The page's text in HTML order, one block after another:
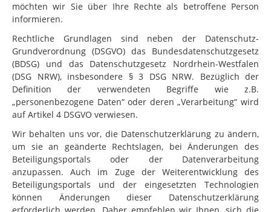
möchten wir Sie über Ihre Rechte als betroffene Person
informieren.
Rechtliche Grundlagen sind neben der Datenschutz-
Grundverordnung (DSGVO) das Bundesdatenschutzgesetz
(BDSG) und das Datenschutzgesetz Nordrhein-Westfalen
(DSG NRW), insbesondere § 3 DSG NRW. Bezüglich der
Definition der verwendeten Begriffe wie z.B.
„personenbezogene Daten“ oder deren „Verarbeitung“ wird
auf Artikel 4 DSGVO verwiesen.
Wir behalten uns vor, die Datenschutzerklärung zu ändern,
um sie an geänderte Rechtslagen, bei Änderungen des
Beteiligungsportals oder der Datenverarbeitung
anzupassen. Auch im Zuge der Weiterentwicklung des
Beteiligungsportals und der eingesetzten Technologien
können Änderungen dieser Datenschutzerklärung